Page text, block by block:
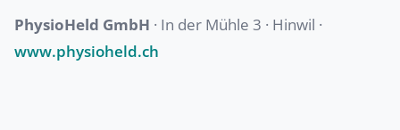
PhysioHeld GmbH · In der Mühle 3 · Hinwil ·
www.physioheld.ch